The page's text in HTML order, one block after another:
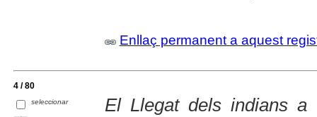
Enllaç permanent a aquest
4 / 80
seleccionar
El Llegat dels indians